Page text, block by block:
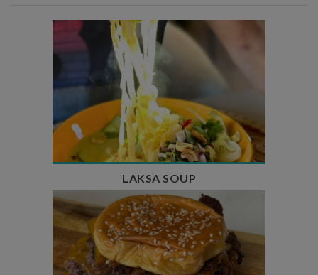
Temps de préparation : 40 min
Temps de cuisson : 25 min
Nombre de couverts : 4
LAKSA SOUP
Temps de préparation : 20 min